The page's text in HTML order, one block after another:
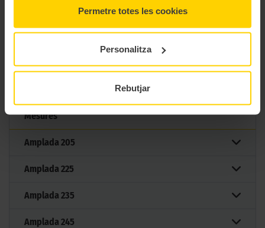
Permetre totes les cookies
Personalitza
Rebutjar
MICHELIN PILOT SPORT PS2
Filtrar per mesura
Mesures
Amplada 205
Amplada 225
Amplada 235
Amplada 245